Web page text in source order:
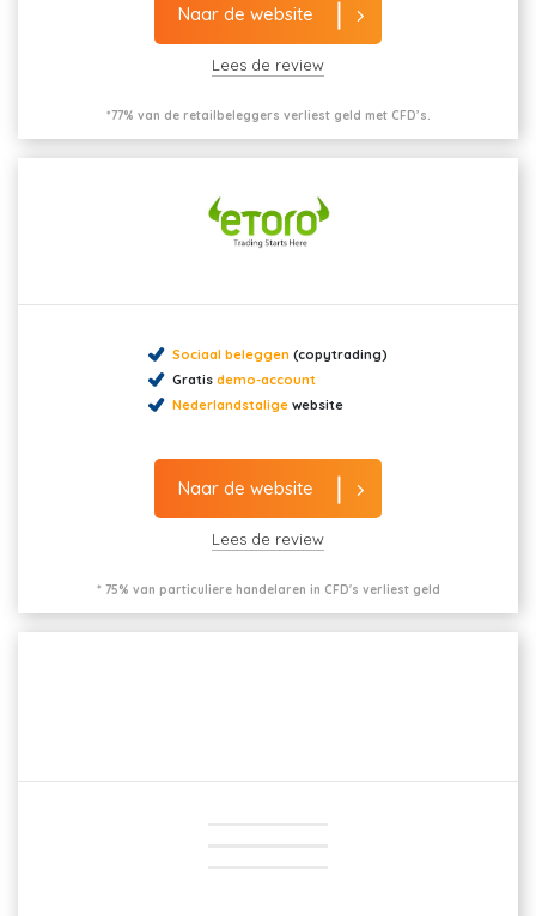
Naar de website
Lees de review
*77% van de retailbeleggers verliest geld met CFD’s.
Sociaal beleggen (copytrading)
Gratis demo-account
Nederlandstalige website
Naar de website
Lees de review
* 75% van particuliere handelaren in CFD's verliest geld